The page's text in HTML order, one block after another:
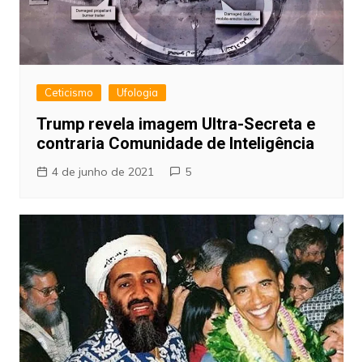
Ceticismo Ufologia
Trump revela imagem Ultra-Secreta e
contraria Comunidade de Inteligência
4 de junho de 2021 5